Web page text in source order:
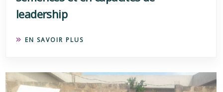
leadership
EN SAVOIR PLUS